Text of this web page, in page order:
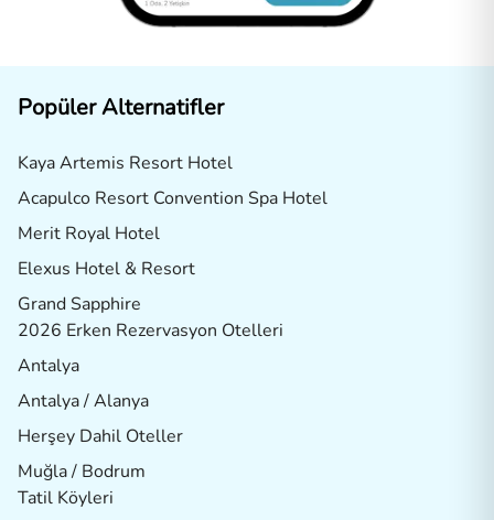
Popüler Alternatifler
Kaya Artemis Resort Hotel
Acapulco Resort Convention Spa Hotel
Merit Royal Hotel
Elexus Hotel & Resort
Grand Sapphire
2026 Erken Rezervasyon Otelleri
Antalya
Antalya / Alanya
Herşey Dahil Oteller
Muğla / Bodrum
Tatil Köyleri